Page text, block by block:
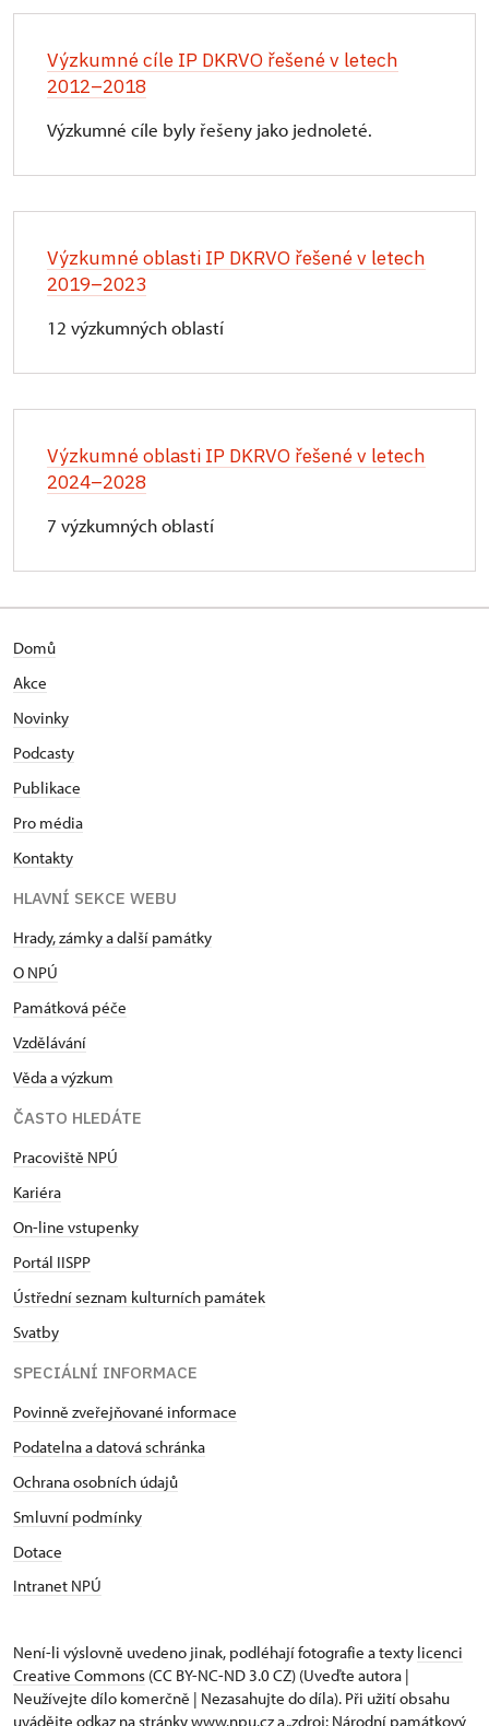
Výzkumné cíle IP DKRVO řešené v letech
2012–2018
Výzkumné cíle byly řešeny jako jednoleté.
Výzkumné oblasti IP DKRVO řešené v letech
2019–2023
12 výzkumných oblastí
Výzkumné oblasti IP DKRVO řešené v letech
2024–2028
7 výzkumných oblastí
Domů
Akce
Novinky
Podcasty
Publikace
Pro média
Kontakty
HLAVNÍ SEKCE WEBU
Hrady, zámky a další památky
O NPÚ
Památková péče
Vzdělávání
Věda a výzkum
ČASTO HLEDÁTE
Pracoviště NPÚ
Kariéra
On-line vstupenky
Portál IISPP
Ústřední seznam kulturních památek
Svatby
SPECIÁLNÍ INFORMACE
Povinně zveřejňované informace
Podatelna a datová schránka
Ochrana osobních údajů
Smluvní podmínky
Dotace
Intranet NPÚ
Není-li výslovně uvedeno jinak, podléhají fotografie a texty licenci
Creative Commons (CC BY-NC-ND 3.0 CZ) (Uveďte autora |
Neužívejte dílo komerčně | Nezasahujte do díla). Při užití obsahu
uvádějte odkaz na stránky www.npu.cz a „zdroj: Národní památkový